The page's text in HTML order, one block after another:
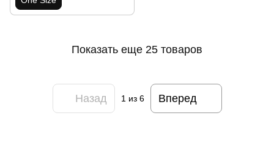
Показать еще 25 товаров
Назад 1 из 6 Вперед